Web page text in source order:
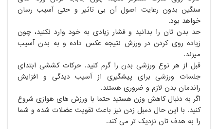
سنگین بدون رعایت اصول آن بی تاثیر و حتی آسیب رسان
خواهد بود.
حد بدن تان را بدانید و فشار زیادی به خود وارد نکنید، چون
زیاده روی کردن در ورزش نتیجه عکس داده و به بدن آسیب
میزند.
قبل از هر نوع ورزشی بدن را گرم کنید. حرکات کششی ابتدای
جلسات ورزشی برای پیشگیری از آسیب دیدگی و افزایش
راندمان بدن لازم و ضروری هستند.
اگر به دنبال کاهش وزن هستید حتما با ورزش های هوازی شروع
کنید. با این حال دمبل زدن نیز باعث تقویت عضلات شده و شما
را به هدف تان نزدیک تر می کند.